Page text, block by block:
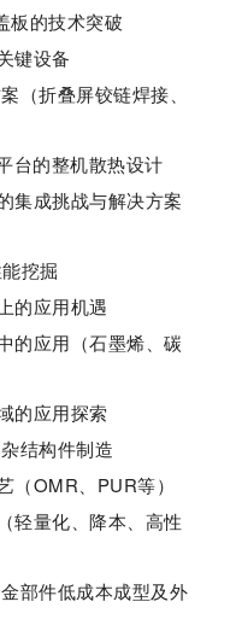
板的技术突破
键设备
（折叠屏铰链焊接、
台的整机散热设计
集成挑战与解决方案
挖掘
的应用机遇
的应用（石墨烯、碳
的应用探索
结构件制造
（OMR、PUR等）
轻量化、降本、高性
部件低成本成型及外